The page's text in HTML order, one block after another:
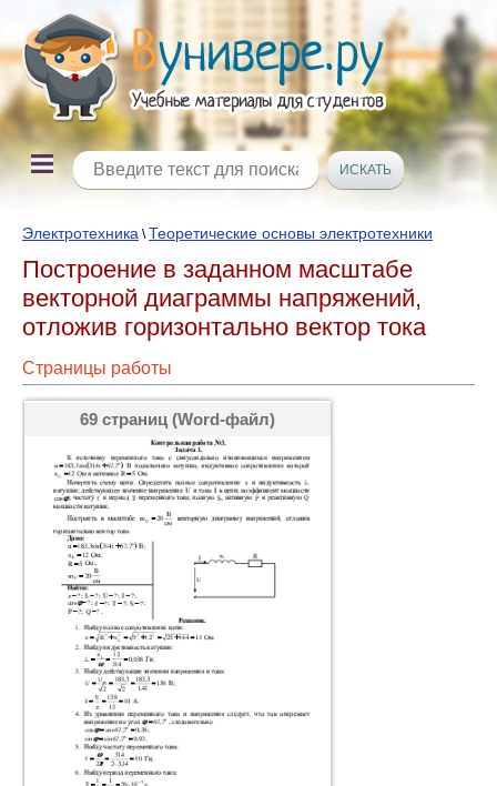
Электротехника \Теоретические основы электротехники
Построение в заданном масштабе
векторной диаграммы напряжений,
отложив горизонтально вектор тока
Страницы работы
69 страниц (Word-файл)